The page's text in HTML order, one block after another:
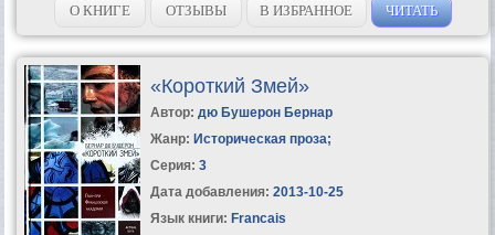
О КНИГЕ ОТЗЫВЫ В ИЗБРАННОЕ ЧИТАТЬ
«Короткий Змей»
Автор: дю Бушерон Бернар
Жанр: Историческая проза;
Серия: 3
Дата добавления: 2013-10-25
Язык книги: Francais